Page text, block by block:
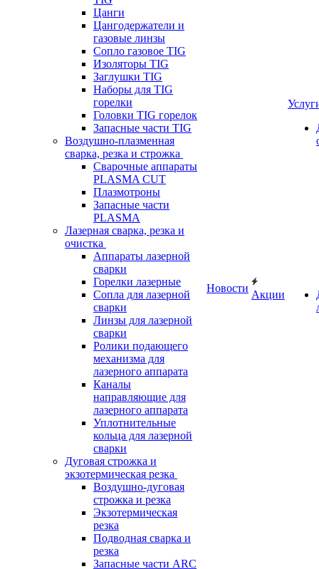
Цанги
Цангодержатели и
газовые линзы
Сопло газовое TIG
Изоляторы TIG
Заглушки TIG
Наборы для TIG
горелки
Головки TIG горелок
Запасные части TIG
Воздушно-плазменная
сварка, резка и строжка
Сварочные аппараты
PLASMA CUT
Плазмотроны
Запасные части
PLASMA
Лазерная сварка, резка и
очистка
Аппараты лазерной
сварки
Горелки лазерные
Сопла для лазерной
сварки
Линзы для лазерной
сварки
Ролики подающего
механизма для
лазерного аппарата
Каналы
направляющие для
лазерного аппарата
Уплотнительные
кольца для лазерной
сварки
Дуговая строжка и
экзотермическая резка
Воздушно-дуговая
строжка и резка
Экзотермическая
резка
Подводная сварка и
резка
Запасные части ARC
Новости
Акции